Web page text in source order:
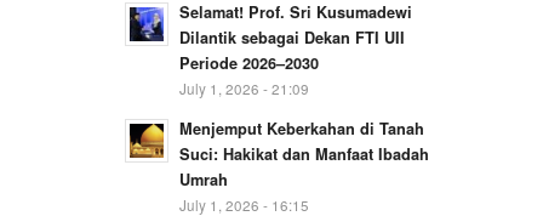
Selamat! Prof. Sri Kusumadewi
Dilantik sebagai Dekan FTI UII
Periode 2026–2030
July 1, 2026 - 21:09
Menjemput Keberkahan di Tanah
Suci: Hakikat dan Manfaat Ibadah
Umrah
July 1, 2026 - 16:15